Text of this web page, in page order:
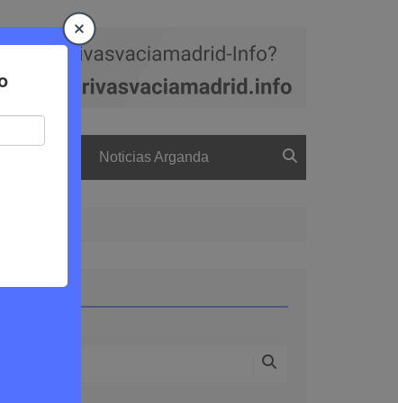
Noticias Arganda